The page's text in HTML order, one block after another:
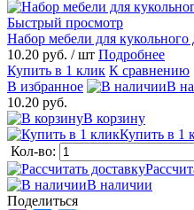
Быстрый просмотр
Набор мебели для
10.20 руб. / шт Подробнее
Купить в 1 клик К сравнению
В избранное
В
10.20 руб.
В корзину
Купить в 1
Кол-во:
В наличии
Поделиться